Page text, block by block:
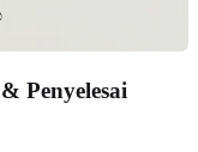
Penyelesai